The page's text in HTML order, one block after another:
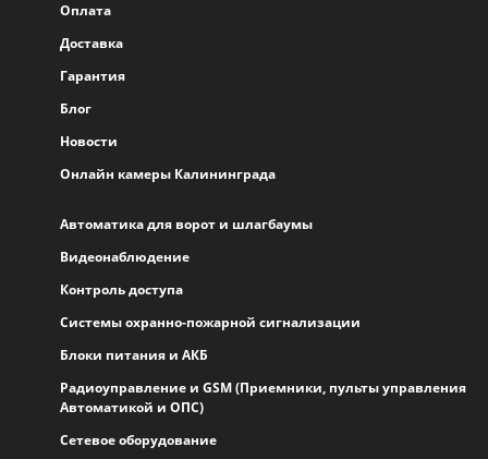
Оплата
Доставка
Гарантия
Блог
Новости
Онлайн камеры Калининграда
Автоматика для ворот и шлагбаумы
Видеонаблюдение
Контроль доступа
Системы охранно-пожарной сигнализации
Блоки питания и АКБ
Радиоуправление и GSM (Приемники, пульты управления
Автоматикой и ОПС)
Сетевое оборудование